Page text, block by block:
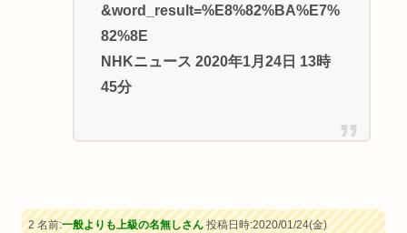
&word_result=%E8%82%BA%E7%
82%8E
NHKニュース 2020年1月24日 13時
45分
2 名前:一般よりも上級の名無しさん投稿日時:2020/01/24(金)